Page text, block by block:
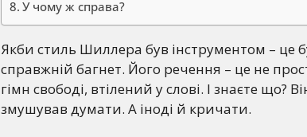
У чому ж справа?
Якби стиль Шиллера був інструментом – це
справжній багнет. Його речення – це не
гімн свободі, втілений у слові. І знаєте що?
змушував думати. А іноді й кричати.